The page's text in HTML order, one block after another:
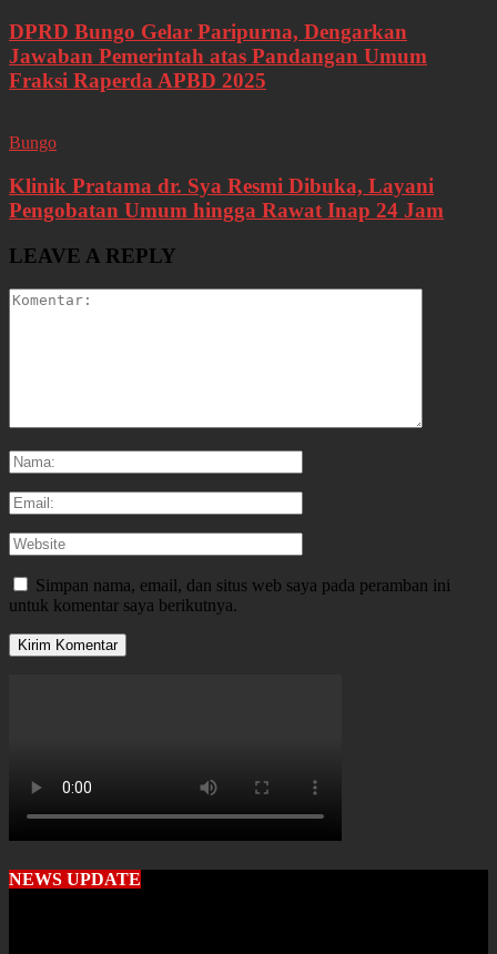
DPRD Bungo Gelar Paripurna, Dengarkan
Jawaban Pemerintah atas Pandangan Umum
Fraksi Raperda APBD 2025
Bungo
Klinik Pratama dr. Sya Resmi Dibuka, Layani
Pengobatan Umum hingga Rawat Inap 24 Jam
LEAVE A REPLY
Simpan nama, email, dan situs web saya pada peramban ini
untuk komentar saya berikutnya.
NEWS UPDATE